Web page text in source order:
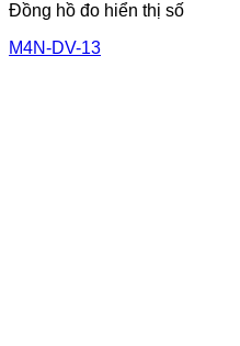
Đồng hồ đo hiển thị số
M4N-DV-13